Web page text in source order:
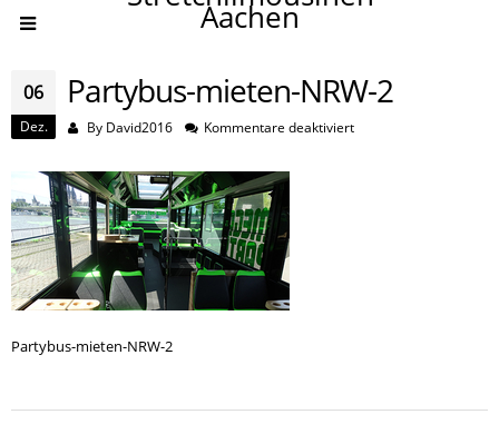
Aachen
06
Dez.
Partybus-mieten-NRW-2
By David2016 Kommentare deaktiviertfür
Partybus-mieten-NRW-2